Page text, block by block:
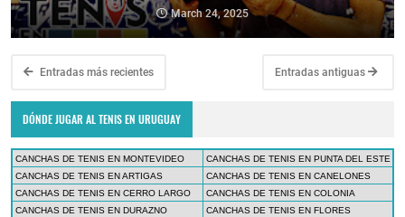
March 24, 2025
Entradas más recientes Entradas antiguas
DÓNDE JUGAR AL TENIS EN URUGUAY
CANCHAS DE TENIS EN MONTEVIDEO
CANCHAS DE TENIS EN PUNTA DEL ESTE
CANCHAS DE TENIS EN ARTIGAS
CANCHAS DE TENIS EN CANELONES
CANCHAS DE TENIS EN CERRO LARGO
CANCHAS DE TENIS EN COLONIA
CANCHAS DE TENIS EN DURAZNO
CANCHAS DE TENIS EN FLORES